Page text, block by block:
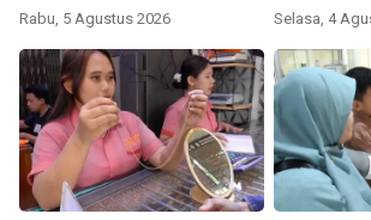
Rabu, 5 Agustus 2026 Selasa, 4